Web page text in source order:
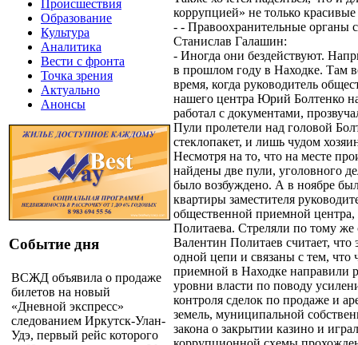
Происшествия
Образование
Культура
Аналитика
Вести с фронта
Точка зрения
Актуально
Анонсы
Событие дня
ВСЖД объявила о продаже
билетов на новый
«Дневной экспресс»
следованием Иркутск-Улан-
Удэ, первый рейс которого
коррупцией» не только красивые
- - Правоохранительные органы
Станислав Галашин:
- Иногда они бездействуют.
в прошлом году в Находке. Там
время, когда руководитель
нашего центра Юрий Болтенко
работал с документами,
Пули пролетели над головой
стеклопакет, и лишь чудом
Несмотря на то, что на месте
найдены две пули, уголовного
было возбуждено. А в ноябре
квартиры заместителя
общественной приемной
Политаева. Стреляли по тому
Валентин Политаев считает, что
одной цепи и связаны с тем, что
приемной в Находке направили
уровни власти по поводу
контроля сделок по продаже и
земель, муниципальной
закона о закрытии казино и